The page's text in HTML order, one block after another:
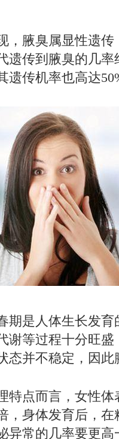
腋臭属显性遗传
遗传到腋臭的几率
遗传机率也高达
是人体生长发育
谢等过程十分旺
态并不稳定，因
点而言，女性体
，身体发育后，
异常的几率要更